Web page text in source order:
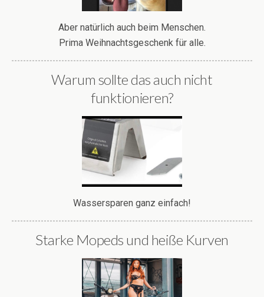
Aber natürlich auch beim Menschen.
Prima Weihnachtsgeschenk für alle.
Warum sollte das auch nicht
funktionieren?
Wassersparen ganz einfach!
Starke Mopeds und heiße Kurven